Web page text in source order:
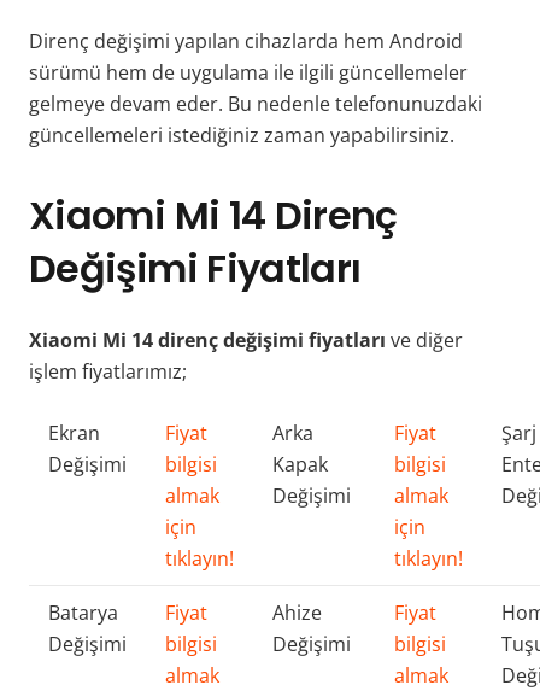
Direnç değişimi yapılan cihazlarda hem Android
sürümü hem de uygulama ile ilgili güncellemeler
gelmeye devam eder. Bu nedenle telefonunuzdaki
güncellemeleri istediğiniz zaman yapabilirsiniz.
Xiaomi Mi 14 Direnç
Değişimi Fiyatları
Xiaomi Mi 14 direnç değişimi fiyatları ve diğer
işlem fiyatlarımız;
Ekran
Değişimi
Fiyat
bilgisi
almak
için
tıklayın!
Arka
Kapak
Değişimi
Fiyat
bilgisi
almak
için
tıklayın!
Şarj
Batarya
Değişimi
Fiyat
bilgisi
almak
Ahize
Değişimi
Fiyat
bilgisi
almak